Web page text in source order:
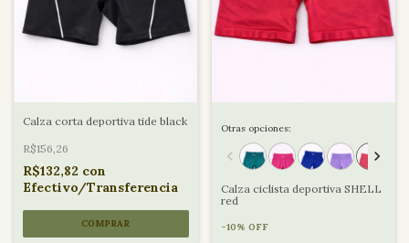
Calza corta deportiva tide black
R$156,26
R$132,82 con
Efectivo/Transferencia
COMPRAR
Otras opciones:
Calza ciclista deportiva SHELL
red
-10% OFF